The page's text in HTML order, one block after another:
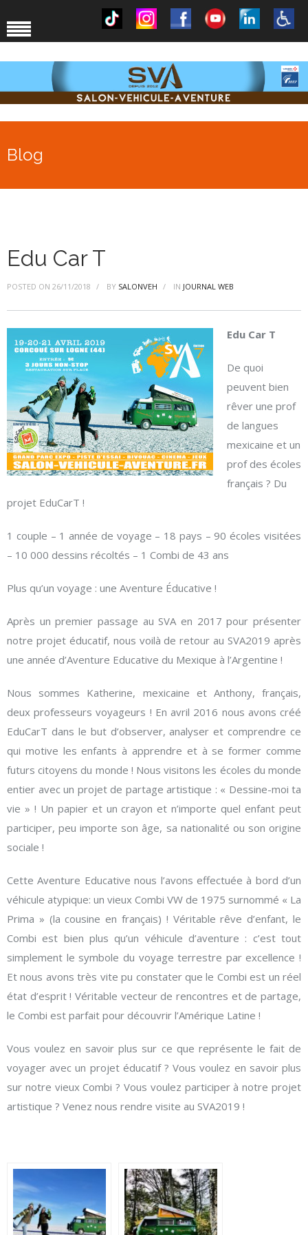
Blog
Edu Car T
POSTED ON 26/11/2018 BY SALONVEH IN JOURNAL WEB
Edu Car T
De quoi
peuvent bien
rêver une prof
de langues
mexicaine et un
prof des écoles
français ? Du
projet EduCarT !
1 couple – 1 année de voyage – 18 pays – 90 écoles visitées
– 10 000 dessins récoltés – 1 Combi de 43 ans
Plus qu’un voyage : une Aventure Éducative !
Après un premier passage au SVA en 2017 pour présenter
notre projet éducatif, nous voilà de retour au SVA2019 après
une année d’Aventure Educative du Mexique à l’Argentine !
Nous sommes Katherine, mexicaine et Anthony, français,
deux professeurs voyageurs ! En avril 2016 nous avons créé
EduCarT dans le but d’observer, analyser et comprendre ce
qui motive les enfants à apprendre et à se former comme
futurs citoyens du monde ! Nous visitons les écoles du monde
entier avec un projet de partage artistique : « Dessine-moi ta
vie » ! Un papier et un crayon et n’importe quel enfant peut
participer, peu importe son âge, sa nationalité ou son origine
sociale !
Cette Aventure Educative nous l’avons effectuée à bord d’un
véhicule atypique: un vieux Combi VW de 1975 surnommé « La
Prima » (la cousine en français) ! Véritable rêve d’enfant, le
Combi est bien plus qu’un véhicule d’aventure : c’est tout
simplement le symbole du voyage terrestre par excellence !
Et nous avons très vite pu constater que le Combi est un réel
état d’esprit ! Véritable vecteur de rencontres et de partage,
le Combi est parfait pour découvrir l’Amérique Latine !
Vous voulez en savoir plus sur ce que représente le fait de
voyager avec un projet éducatif ? Vous voulez en savoir plus
sur notre vieux Combi ? Vous voulez participer à notre projet
artistique ? Venez nous rendre visite au SVA2019 !